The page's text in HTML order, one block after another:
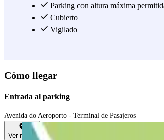
Parking con altura máxima
Cubierto
Vigilado
Cómo llegar
Entrada al parking
Avenida do Aeroporto - Terminal de Pasajeros
Ver mapa